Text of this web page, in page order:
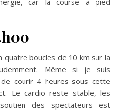
car la course à pied
quatre boucles de 10 km sur la
Même si je suis
courir 4 heures sous cette
Le cardio reste stable, les
des spectateurs est